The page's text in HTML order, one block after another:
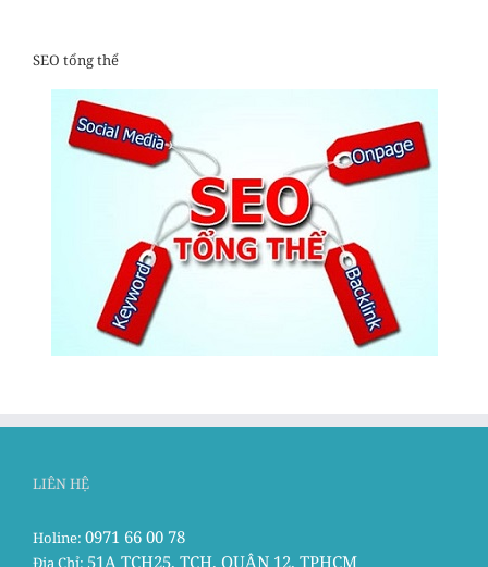
SEO tổng thể
LIÊN HỆ
Holine: 0971 66 00 78
Địa Chỉ: 51A TCH25, TCH, QUẬN 12, TPHCM